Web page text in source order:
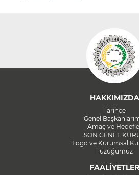
HAKKIMIZDA
Tarihçe
Genel
Amaç ve
SON GENEL
Logo ve Kurumsal
Tüzüğümüz
FAALİYETLER